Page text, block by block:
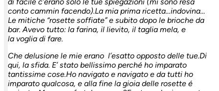
conto cammin facendo).La mia prima ricetta…indovina…
Le mitiche “rosette soffiate” e subito dopo le brioche da
bar. Avevo tutto: la farina, il lievito, il taglia mela, e
la voglia di fare.
Che delusione le mie erano l’esatto opposto delle tue.Di
qui, la sfida. E’ stato bellissimo perché ho imparato
tantissime cose.Ho navigato e navigato e da tutti ho
imparato qualcosa, e alla fine la gioia delle rosette é